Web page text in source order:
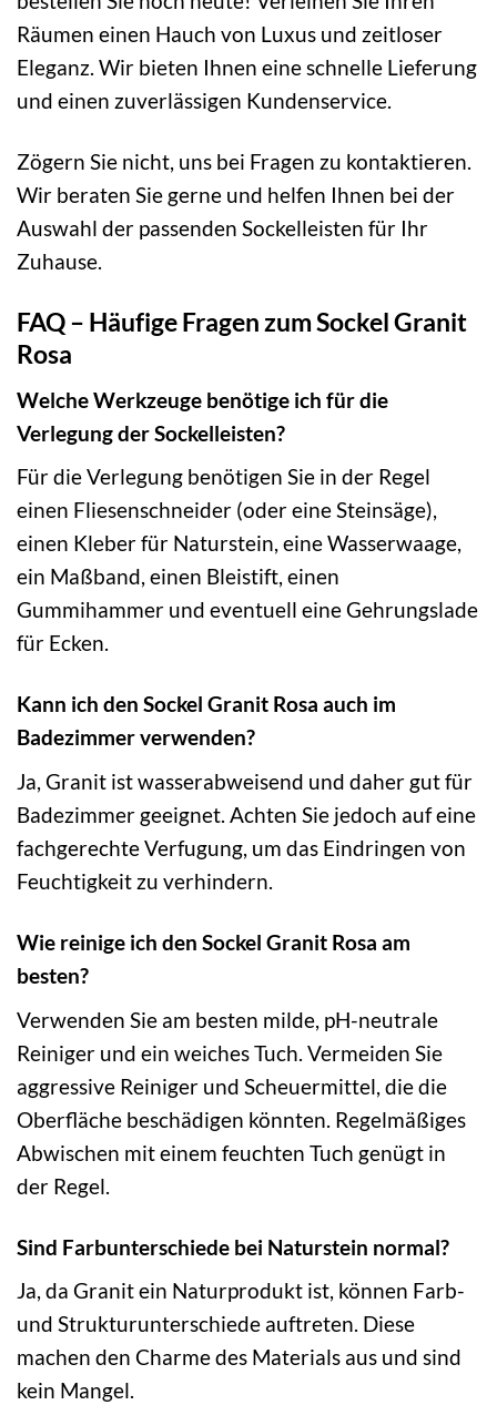
Räumen einen Hauch von Luxus und zeitloser
Eleganz. Wir bieten Ihnen eine schnelle Lieferung
und einen zuverlässigen Kundenservice.
Zögern Sie nicht, uns bei Fragen zu kontaktieren.
Wir beraten Sie gerne und helfen Ihnen bei der
Auswahl der passenden Sockelleisten für Ihr
Zuhause.
FAQ – Häufige Fragen zum Sockel Granit
Rosa
Welche Werkzeuge benötige ich für die
Verlegung der Sockelleisten?
Für die Verlegung benötigen Sie in der Regel
einen Fliesenschneider (oder eine Steinsäge),
einen Kleber für Naturstein, eine Wasserwaage,
ein Maßband, einen Bleistift, einen
Gummihammer und eventuell eine Gehrungslade
für Ecken.
Kann ich den Sockel Granit Rosa auch im
Badezimmer verwenden?
Ja, Granit ist wasserabweisend und daher gut für
Badezimmer geeignet. Achten Sie jedoch auf eine
fachgerechte Verfugung, um das Eindringen von
Feuchtigkeit zu verhindern.
Wie reinige ich den Sockel Granit Rosa am
besten?
Verwenden Sie am besten milde, pH-neutrale
Reiniger und ein weiches Tuch. Vermeiden Sie
aggressive Reiniger und Scheuermittel, die die
Oberfläche beschädigen könnten. Regelmäßiges
Abwischen mit einem feuchten Tuch genügt in
der Regel.
Sind Farbunterschiede bei Naturstein normal?
Ja, da Granit ein Naturprodukt ist, können Farb-
und Strukturunterschiede auftreten. Diese
machen den Charme des Materials aus und sind
kein Mangel.